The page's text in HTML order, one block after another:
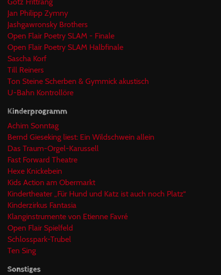
Jan Philipp Zymny
Jashgawronsky Brothers
Open Flair Poetry SLAM - Finale
Open Flair Poetry SLAM Halbfinale
Sascha Korf
Till Reiners
Ton Steine Scherben & Gymmick akustisch
U-Bahn Kontrollöre
Kinderprogramm
Achim Sonntag
Bernd Gieseking liest: Ein Wildschwein allein
Das Traum-Orgel-Karussell
Fast Forward Theatre
Hexe Knickebein
Kids Action am Obermarkt
Kindertheater „Für Hund und Katz ist auch noch Platz“
Kinderzirkus Fantasia
Klanginstrumente von Etienne Favré
Open Flair Spielfeld
Schlosspark-Trubel
Ten Sing
Sonstiges